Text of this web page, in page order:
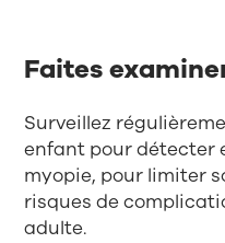
Faites
Surveillez
enfant pour détecter
myopie, pour limiter
risques de
adulte.